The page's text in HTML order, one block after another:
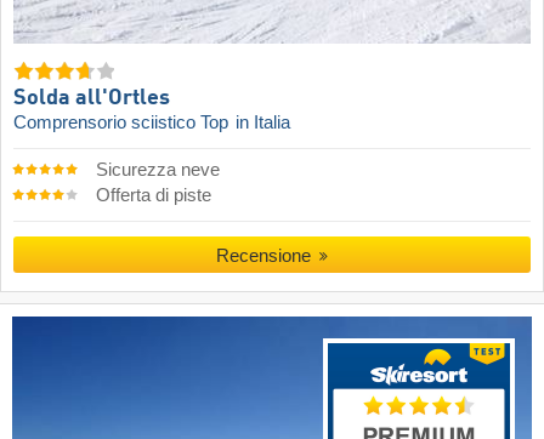
Solda all'Ortles
Comprensorio sciistico Top in Italia
Sicurezza neve
Offerta di piste
Recensione